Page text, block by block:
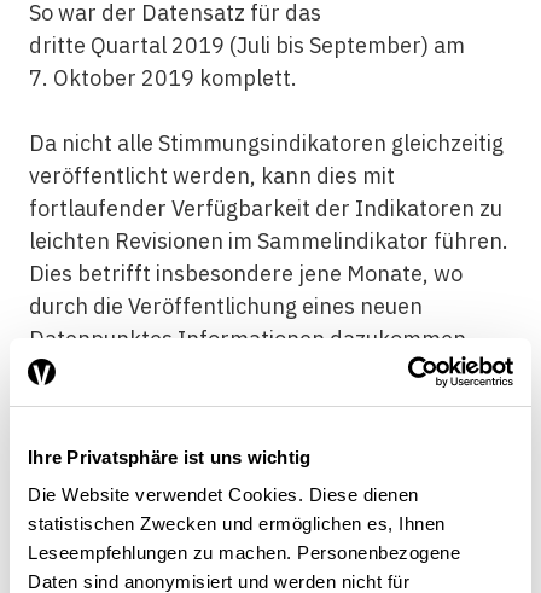
Ihre Privatsphäre ist uns wichtig
Die Website verwendet Cookies. Diese dienen
statistischen Zwecken und ermöglichen es, Ihnen
Leseempfehlungen zu machen. Personenbezogene
Daten sind anonymisiert und werden nicht für
So war der Datensatz für das
dritte Quartal 2019 (Juli bis September) am
7. Oktober 2019 komplett.
Da nicht alle Stimmungsindikatoren gleichzeitig
veröffentlicht werden, kann dies mit
fortlaufender Verfügbarkeit der Indikatoren zu
leichten Revisionen im Sammelindikator führen.
Dies betrifft insbesondere jene Monate, wo
durch die Veröffentlichung eines neuen
Datenpunktes Informationen dazukommen.
Zudem kann sich der Informationsgehalt eines
Stimmungsindikators im Laufe der Zeit ändern.
periodisch überprüft und angepasst werden.
Rezessionen früh erkannt